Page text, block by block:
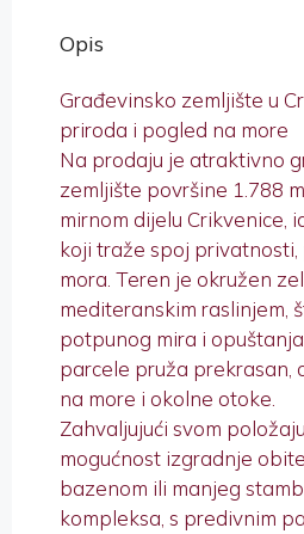
Opis
Građevinsko zemljište u
priroda i pogled na more
Na prodaju je atraktivno
zemljište površine 1.788
mirnom dijelu Crikvenice,
koji traže spoj
mora. Teren je okružen
mediteranskim raslinjem,
potpunog mira i
parcele pruža prekrasan,
na more i okolne otoke.
Zahvaljujući svom
mogućnost izgradnje
bazenom ili manjeg
kompleksa, s predivnim